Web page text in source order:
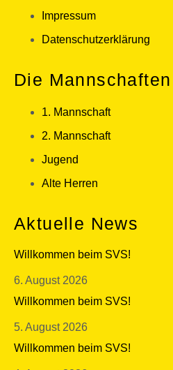
Impressum
Datenschutzerklärung
Die Mannschaften
1. Mannschaft
2. Mannschaft
Jugend
Alte Herren
Aktuelle News
Willkommen beim SVS!
6. August 2026
Willkommen beim SVS!
5. August 2026
Willkommen beim SVS!